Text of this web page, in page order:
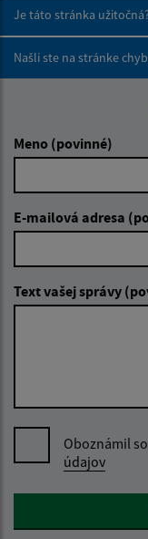
Je táto stránka
Našli ste na stránke
Meno (povinné)
E-mailová adresa
Text vašej správy
Oboznámil
údajov
Google reCaptcha